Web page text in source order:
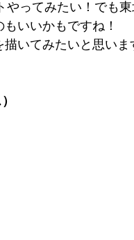
やってみたい！でも
いいかもですね！
いてみたいと思いま